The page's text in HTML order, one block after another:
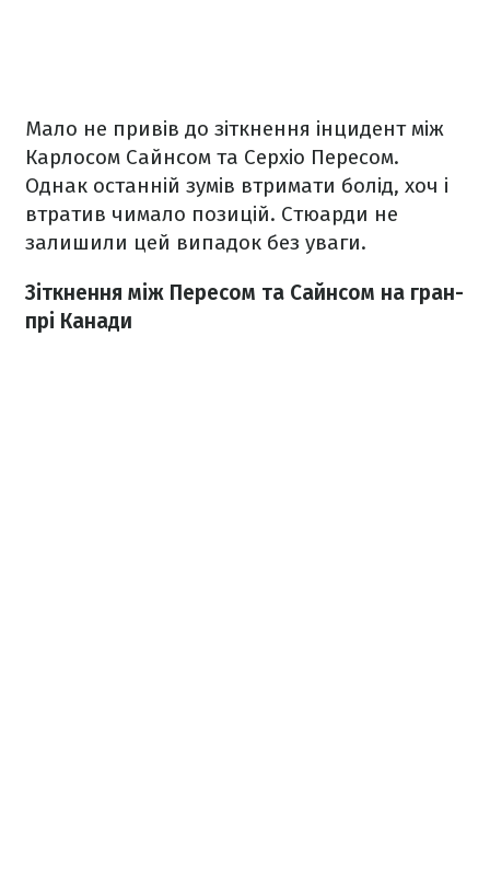
Мало не привів до зіткнення інцидент між
Карлосом Сайнсом та Серхіо Пересом.
Однак останній зумів втримати болід, хоч і
втратив чимало позицій. Стюарди не
залишили цей випадок без уваги.
Зіткнення між Пересом та Сайнсом на гран-
прі Канади